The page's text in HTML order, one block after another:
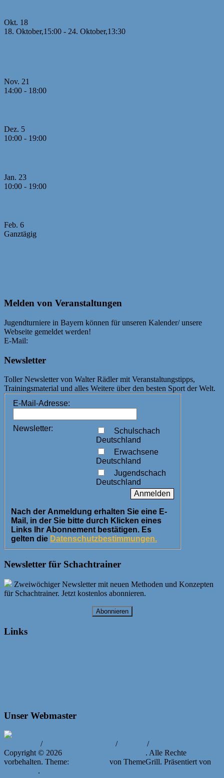
Okt. 18
18. Oktober,15:00 - 24. Oktober,13:30
Nov. 21
14:00 - 18:00
Dez. 5
10:00 - 19:00
Jan. 23
10:00 - 19:00
Feb. 6
Ganztägig
Melden von Veranstaltungen
Jugendturniere in Bayern können für unseren Kalender/ unsere
Webseite gemeldet werden!
E-Mail:
Newsletter
Toller Newsletter von Walter Rädler mit Veranstaltungstipps,
Trainingsmaterial und alles Weitere über den besten Sport der Welt.
E-Mail-Adresse:
Newsletter:
Schulschach
Deutschland
Erwachsene
Deutschland
Jugendschach
Deutschland
Nach der Anmeldung erhalten Sie eine E-
Mail, in der Sie bitte durch Klicken eines
Links Ihr Abonnement bestätigen. Es
gelten die Datenschutzbestimmungen.
Newsletter für Schachtrainer
Zweiwöchiger Newsletter mit neuen Methoden und Konzepten
für Schachtrainer. Jetzt kostenlos abonnieren.
Abonnieren
Links
Unser Webmaster
/ / /
Copyright © 2026
. Alle Rechte
vorbehalten. Theme:
von ThemeGrill. Präsentiert von
.